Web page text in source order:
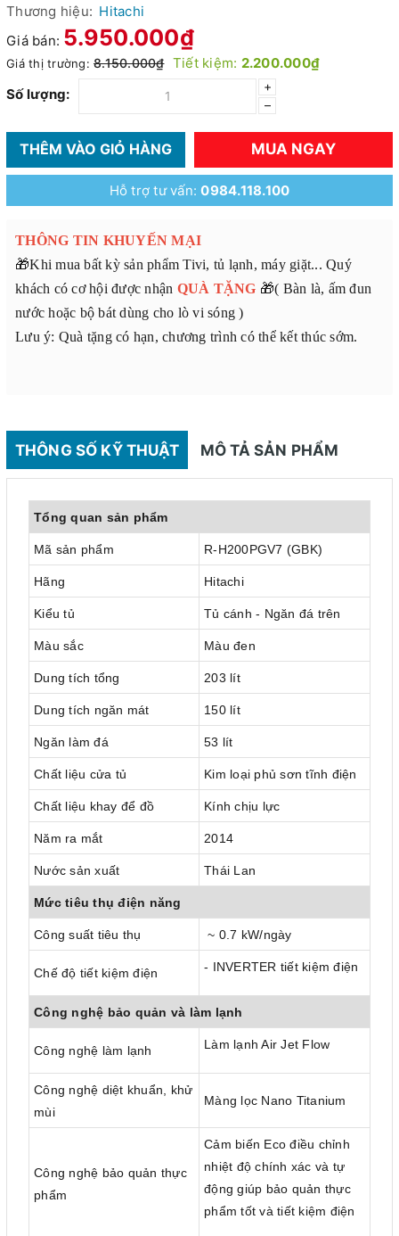
Thương hiệu: Hitachi
Giá bán: 5.950.000₫
Giá thị trường: 8.150.000₫ Tiết kiệm: 2.200.000₫
Số lượng:
+
–
THÊM VÀO GIỎ HÀNG MUA NGAY
Hỗ trợ tư vấn:0984.118.100
THÔNG TIN KHUYẾN MẠI
🎁Khi mua bất kỳ sản phẩm Tivi, tủ lạnh, máy giặt... Quý
khách có cơ hội được nhận QUÀ TẶNG 🎁( Bàn là, ấm đun
nước hoặc bộ bát dùng cho lò vi sóng )
Lưu ý: Quà tặng có hạn, chương trình có thể kết thúc sớm.
THÔNG SỐ KỸ THUẬT MÔ TẢ SẢN PHẨM
Tổng quan sản phẩm
Mã sản phẩm R-H200PGV7 (GBK)
Hãng Hitachi
Kiểu tủ Tủ cánh - Ngăn đá trên
Màu sắc Màu đen
Dung tích tổng 203 lít
Dung tích ngăn mát 150 lít
Ngăn làm đá 53 lít
Chất liệu cửa tủ Kim loại phủ sơn tĩnh điện
Chất liệu khay để đồ Kính chịu lực
Năm ra mắt 2014
Nước sản xuất Thái Lan
Mức tiêu thụ điện năng
Công suất tiêu thụ ~ 0.7 kW/ngày
Chế độ tiết kiệm điện - INVERTER tiết kiệm điện
Công nghệ bảo quản và làm lạnh
Công nghệ làm lạnh Làm lạnh Air Jet Flow
Công nghệ diệt khuẩn, khử
mùi
Màng lọc Nano Titanium
Công nghệ bảo quản thực
phẩm
Cảm biến Eco điều chỉnh
nhiệt độ chính xác và tự
động giúp bảo quản thực
phẩm tốt và tiết kiệm điện